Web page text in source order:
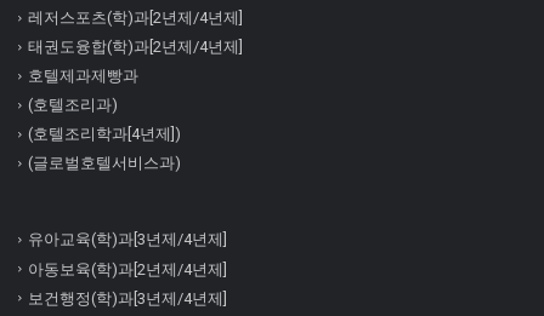
레저스포츠(학)과[2년제/4년제]
태권도융합(학)과[2년제/4년제]
호텔제과제빵과
(호텔조리과)
(호텔조리학과[4년제])
(글로벌호텔서비스과)
유아교육(학)과[3년제/4년제]
아동보육(학)과[2년제/4년제]
보건행정(학)과[3년제/4년제]